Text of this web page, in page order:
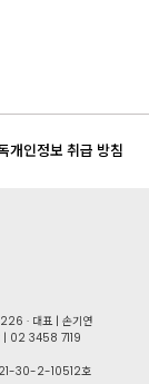
개인정보 취급 방침
· 대표 | 손기연
02 34​58 7119
30-2-10512호